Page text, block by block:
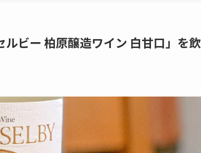
ビー 柏原醸造ワイン 白甘口」を飲